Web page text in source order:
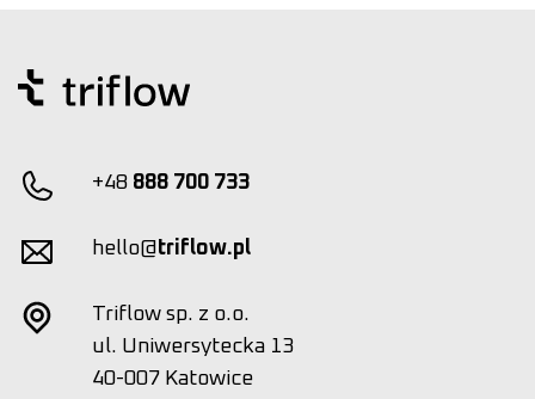
+48 888 700 733
hello@triflow.pl
Triflow sp. z o.o.
ul. Uniwersytecka 13
40-007 Katowice